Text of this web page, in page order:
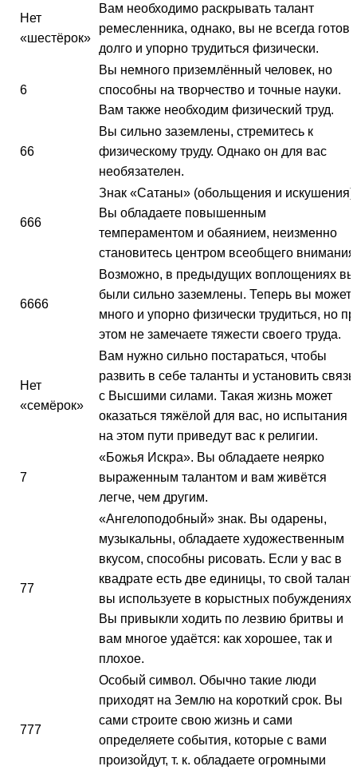
Нет
«шестёрок»
Вам необходимо раскрывать талант
ремесленника, однако, вы не всегда
долго и упорно трудиться физически.
6
Вы немного приземлённый человек, но
способны на творчество и точные науки.
Вам также необходим физический труд.
66
Вы сильно заземлены, стремитесь к
физическому труду. Однако он для вас
необязателен.
666
Знак «Сатаны» (обольщения и искушения).
Вы обладаете повышенным
темпераментом и обаянием, неизменно
становитесь центром всеобщего
6666
Возможно, в предыдущих воплощениях вы
были сильно заземлены. Теперь вы
много и упорно физически трудиться, но
этом не замечаете тяжести своего труда.
Нет
«семёрок»
Вам нужно сильно постараться, чтобы
развить в себе таланты и установить связь
с Высшими силами. Такая жизнь может
оказаться тяжёлой для вас, но испытания
на этом пути приведут вас к религии.
7
«Божья Искра». Вы обладаете неярко
выраженным талантом и вам живётся
легче, чем другим.
77
«Ангелоподобный» знак. Вы одарены,
музыкальны, обладаете художественным
вкусом, способны рисовать. Если у вас в
квадрате есть две единицы, то свой талант
вы используете в корыстных побуждениях.
Вы привыкли ходить по лезвию бритвы и
вам многое удаётся: как хорошее, так и
плохое.
777
Особый символ. Обычно такие люди
приходят на Землю на короткий срок. Вы
сами строите свою жизнь и сами
определяете события, которые с вами
произойдут, т. к. обладаете огромными